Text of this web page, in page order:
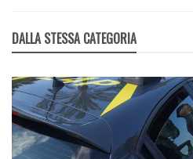
DALLA STESSA CATEGORIA